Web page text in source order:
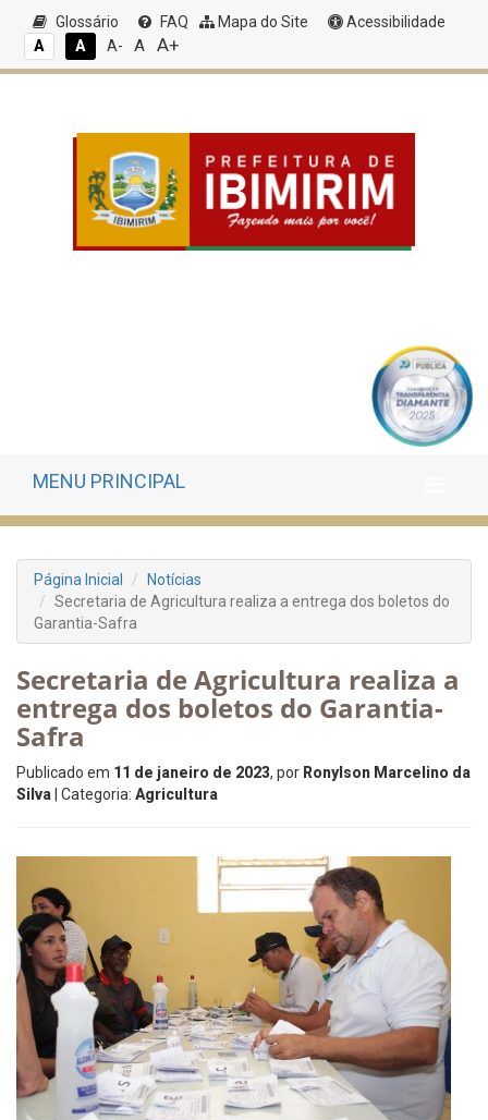
Glossário FAQ Mapa do Site
Acessibilidade
A
A A- A A+
MENU PRINCIPAL
Página Inicial
Notícias
Secretaria de Agricultura realiza a entrega dos boletos do
Garantia-Safra
Secretaria de Agricultura realiza a
entrega dos boletos do Garantia-
Safra
Publicado em 11 de janeiro de 2023, por Ronylson Marcelino da
Silva | Categoria: Agricultura